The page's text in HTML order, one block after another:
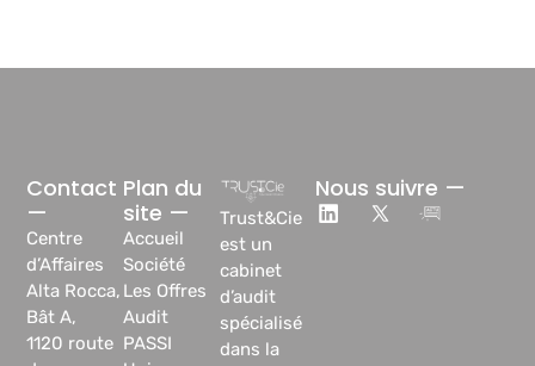
Trust&Cie
est un
cabinet
d’audit
spécialisé
dans la
Plan du
site —
Accueil
Société
Les Offres
Audit
PASSI
Contact
—
Centre
d’Affaires
Alta Rocca,
Bât A,
1120 route
Nous suivre —